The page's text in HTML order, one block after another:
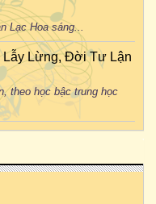
Lạc Hoa sáng...
Lẫy Lừng, Đời Tư Lận
theo học bậc trung học